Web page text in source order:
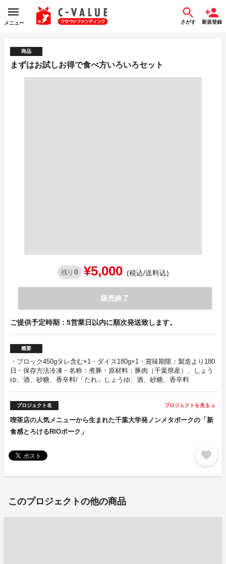
メニュー さがす 新規登録
商品
まずはお試しお得で食べ方いろいろセット
残り 0 ¥5,000 (税込/送料込)
販売終了
ご提供予定時期：5営業日以内に順次発送致します。
概要
・ブロック450gタレ含む×1・ダイス180g×1・賞味期限：製造より180
日・保存方法冷凍・名称：煮豚・原材料：豚肉（千葉県産）、しょう
ゆ、酒、砂糖、香辛料/「たれ」しょうゆ、酒、砂糖、香辛料
プロジェクト名 プロジェクトを見る arrow_forward
喫茶店の人気メニューから生まれた千葉大学発ノンメタポークの「新
食感とろけるRIOポーク」
favorite
このプロジェクトの他の商品